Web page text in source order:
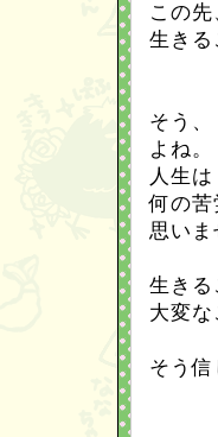
この
生き
そう
よね。
人生
何の
思いま
生き
大変
そう